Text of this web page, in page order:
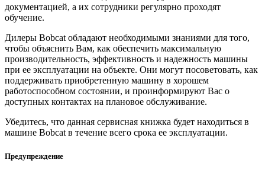
документацией, а их сотрудники регулярно проходят
обучение.
Дилеры Bobcat обладают необходимыми знаниями для того,
чтобы объяснить Вам, как обеспечить максимальную
производительность, эффективность и надежность машины
при ее эксплуатации на объекте. Они могут посоветовать, как
поддерживать приобретенную машину в хорошем
работоспособном состоянии, и проинформируют Вас о
доступных контактах на плановое обслуживание.
Убедитесь, что данная сервисная книжка будет находиться в
машине Bobcat в течение всего срока ее эксплуатации.
Предупреждение